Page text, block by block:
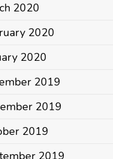
2020
2020
2020
2019
2019
2019
2019